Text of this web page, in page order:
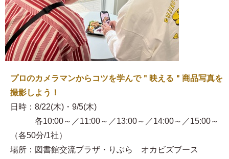
プロのカメラマンからコツを学んで＂映える＂商品写真を
撮影しよう！
日時：8/22(木)・9/5(木)
各10:00～／11:00～／13:00～／14:00～／15:00～
（各50分/1社）
場所：図書館交流プラザ・りぶら オカビズブース